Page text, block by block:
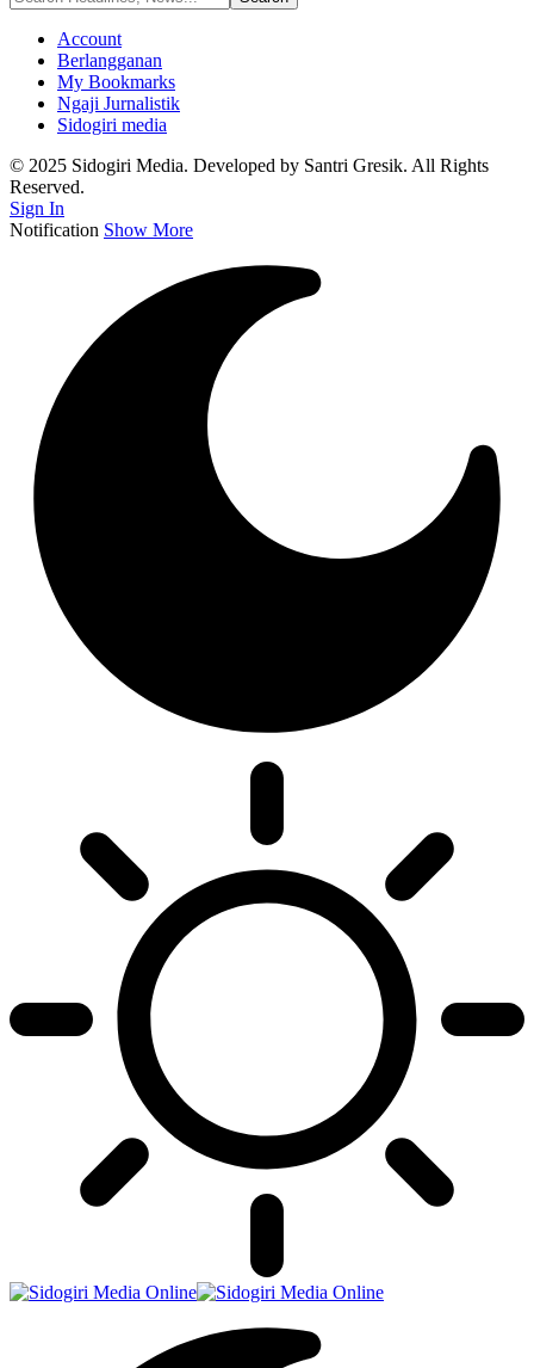
Account
Berlangganan
My Bookmarks
Ngaji Jurnalistik
Sidogiri media
© 2025 Sidogiri Media. Developed by Santri Gresik. All Rights
Reserved.
Sign In
Notification Show More